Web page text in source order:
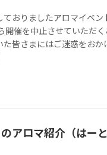
ておりましたアロマイベン
開催を中止させていただ
た皆さまにはご迷惑をお
アロマ紹介（はーと